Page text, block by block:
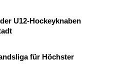
U12-Hockeyknaben
für Höchster